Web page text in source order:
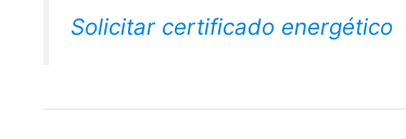
Solicitar certificado energético